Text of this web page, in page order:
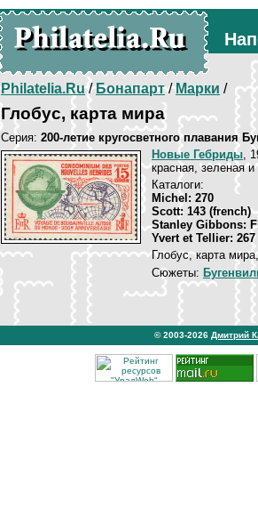
Philatelia.Ru/Бонапарт/Марки /
Глобус, карта мира
Серия: 200-летие кругосветного плавания
Новые Гебриды,
красная, зеленая
Каталоги:
Michel: 270
Scott: 143 (french)
Stanley Gibbons:
Yvert et Tellier: 267
Глобус, карта
Сюжеты:
© 2003-2026 Дмитрий